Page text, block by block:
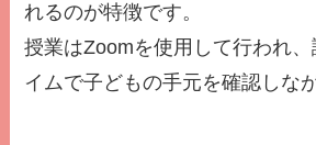
れるのが特徴です。
授業はZoomを使用して行われ
イムで子どもの手元を確認しな